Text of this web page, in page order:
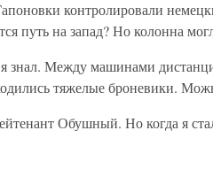
контролировали
путь на запад? Но колонна
знал. Между машинами
тяжелые броневики.
Обушный. Но когда я